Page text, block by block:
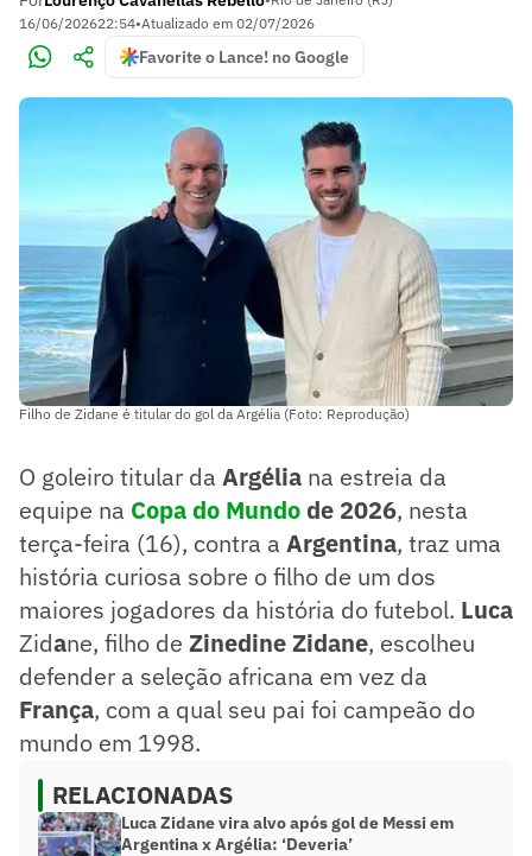
16/06/202622:54•Atualizado em 02/07/2026
Favorite o Lance! no Google
Filho de Zidane é titular do gol da Argélia (Foto: Reprodução)
O goleiro titular da Argélia na estreia da
equipe na Copa do Mundo de 2026, nesta
terça-feira (16), contra a Argentina, traz uma
história curiosa sobre o filho de um dos
maiores jogadores da história do futebol. Luca
Zidane, filho de Zinedine Zidane, escolheu
defender a seleção africana em vez da
França, com a qual seu pai foi campeão do
mundo em 1998.
RELACIONADAS
Luca Zidane vira alvo após gol de Messi em
Argentina x Argélia: ‘Deveria’